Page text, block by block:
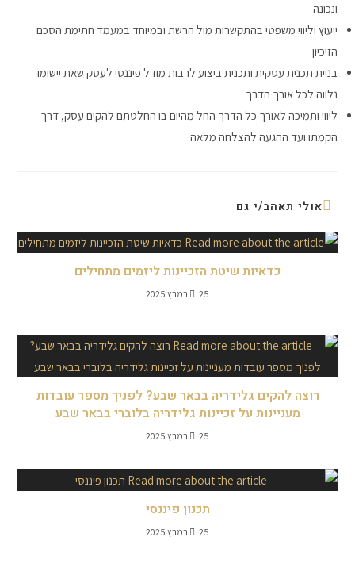
ונכונה
ייעוץ וליווי משפטי בהתקשרות מול הרשת ובמיוחד במעמד חתימת הסכם
הזיכיון
בניית תכנית עסקית ותכנית ביצוע לרבות מודל פיננסי לעסק שאת יישומו
נלווה לכל אורך הדרך
ליווי ותמיכה לאורך כל הדרך החל מהיום בו החלטתם להקים עסק, דרך
הקמתו ועד ההגעה להצלחה מלאה
אולי תאהב/י גם
כדאיות שיטת הזכיינות ליזמים מתחילים
25 במרץ 2025
רוצה להקים גלידריה בבאר שבע? לפניך מספר עובדות
מעניינות על זכיינות גלידריה בלוברי בבאר שבע
25 במרץ 2025
תכנון פיננסי
25 במרץ 2025